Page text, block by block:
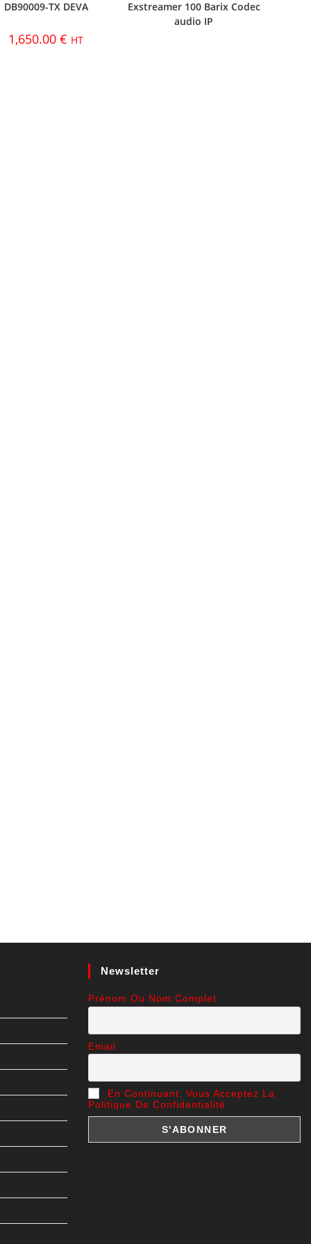
DB90009-TX DEVA
1,650.00€ HT
Exstreamer 100 Barix Codec
audio IP
Newsletter
Prénom Ou Nom Complet
Email
En Continuant, Vous Acceptez La
Politique De Confidentialité